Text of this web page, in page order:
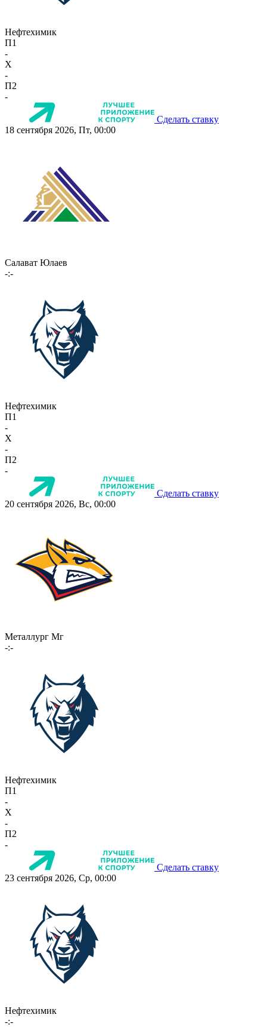
Нефтехимик
П1
-
X
-
П2
-
Сделать ставку
18 сентября 2026, Пт, 00:00
Салават Юлаев
-:-
Нефтехимик
П1
-
X
-
П2
-
Сделать ставку
20 сентября 2026, Вс, 00:00
Металлург Мг
-:-
Нефтехимик
П1
-
X
-
П2
-
Сделать ставку
23 сентября 2026, Ср, 00:00
Нефтехимик
-:-